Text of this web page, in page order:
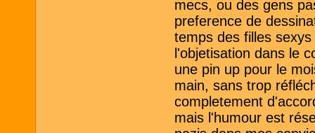
mecs, ou des gens
preference de
temps des filles
l'objetisation dans le
une pin up pour le
main, sans trop
completement
mais l'humour est